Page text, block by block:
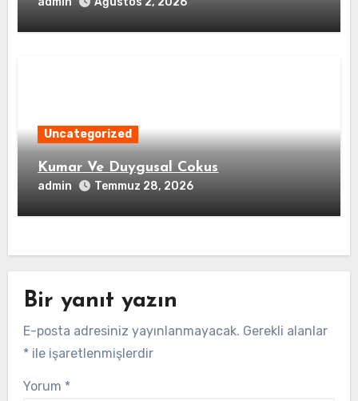
Uncategorized
Kumar Ve Duygusal Cokus
admin Temmuz 28, 2026
Bir yanıt yazın
E-posta adresiniz yayınlanmayacak. Gerekli alanlar
* ile işaretlenmişlerdir
Yorum *